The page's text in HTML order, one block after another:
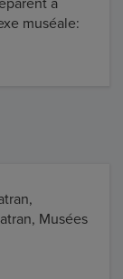
à
muséale:
Musées